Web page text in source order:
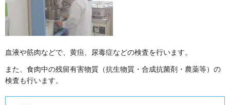
血液や筋肉などで、黄疸、尿毒症などの検査を行います。
また、食肉中の残留有害物質（抗生物質・合成抗菌剤・農薬等）の
検査も行います。